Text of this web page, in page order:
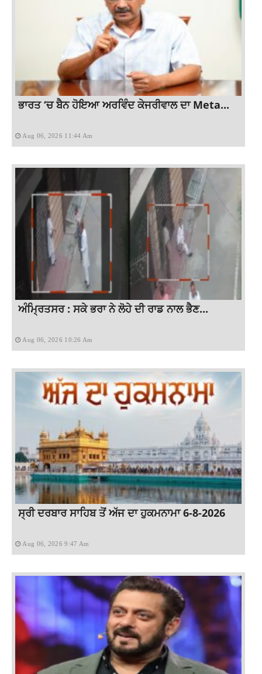
ਭਾਰਤ ‘ਚ ਬੈਨ ਹੋਇਆ ਅਰਵਿੰਦ ਕੇਜਰੀਵਾਲ ਦਾ Meta...
Aug 06, 2026 11:44 Am
ਅੰਮ੍ਰਿਤਸਰ : ਸਕੇ ਭਰਾ ਨੇ ਲੋਹੇ ਦੀ ਰਾਡ ਨਾਲ ਭੈਣ...
Aug 06, 2026 10:26 Am
ਸ੍ਰੀ ਦਰਬਾਰ ਸਾਹਿਬ ਤੋਂ ਅੱਜ ਦਾ ਹੁਕਮਨਾਮਾ 6-8-2026
Aug 06, 2026 9:47 Am